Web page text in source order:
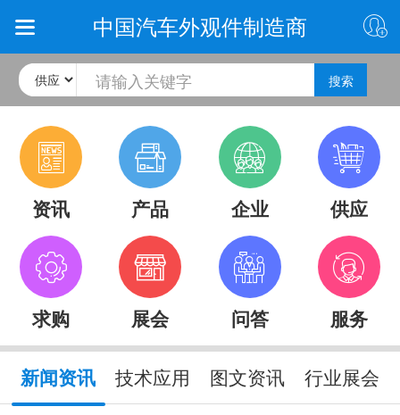
中国汽车外观件制造商
搜索
资讯 产品 企业 供应
求购 展会 问答 服务
新闻资讯 技术应用 图文资讯 行业展会